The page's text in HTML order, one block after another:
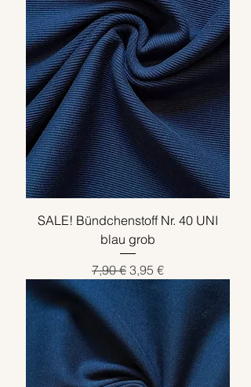
SALE! Bündchenstoff Nr. 40 UNI
blau grob
Standardpreis
7,90 € Sale-Preis
3,95 €